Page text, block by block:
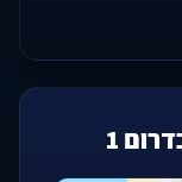
1